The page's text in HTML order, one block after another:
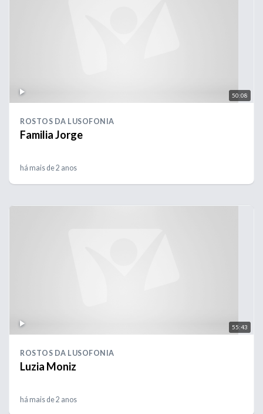
50:08
ROSTOS DA LUSOFONIA
Familia Jorge
há mais de 2 anos
55:43
ROSTOS DA LUSOFONIA
Luzia Moniz
há mais de 2 anos